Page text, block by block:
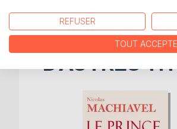
D’AUTRES
REFUSER
TOUT